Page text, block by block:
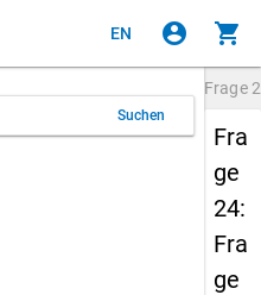
EN account_circle shopping_cart
Suchen
Frage
Fra
ge
24:
Fra
ge